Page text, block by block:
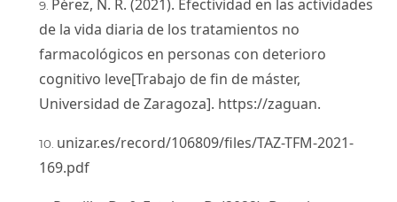
Pérez, N. R. (2021). Efectividad en las actividades
de la vida diaria de los tratamientos no
farmacológicos en personas con deterioro
cognitivo leve[Trabajo de fin de máster,
Universidad de Zaragoza]. https://zaguan.
unizar.es/record/106809/files/TAZ-TFM-2021-
169.pdf